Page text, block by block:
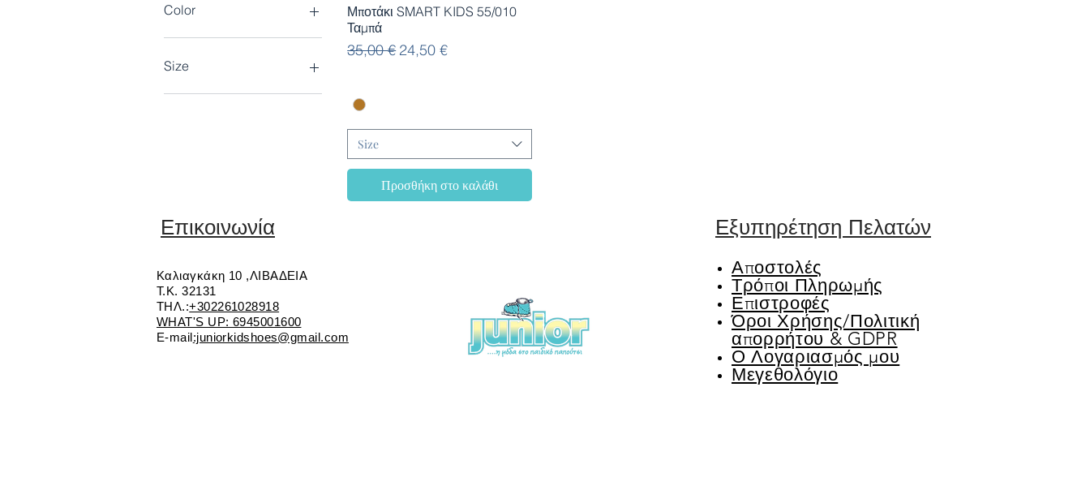
Color
Size
23
Γρήγορη προβολή
Μποτάκι SMART KIDS 55/010
Ταμπά
Κανονική τιμή
35,00 € Τιμή Έκπτωσης
24,50 €
Size
Προσθήκη στο καλάθι
Επικοινωνία
Καλιαγκάκη 10 ,ΛΙΒΑΔΕΙΑ
Τ.Κ. 32131
ΤΗΛ.:+302261028918
WHAT'S UP: 6945001600
E-mail:juniorkidshoes@gmail.com
Εξυπηρέτηση Πελατών
Αποστολές
Τρόποι Πληρωμής
Επιστροφές
Όροι Χρήσης/Πολιτική
απορρήτου & GDPR
Ο Λογαριασμός μου
Μεγεθολόγιο